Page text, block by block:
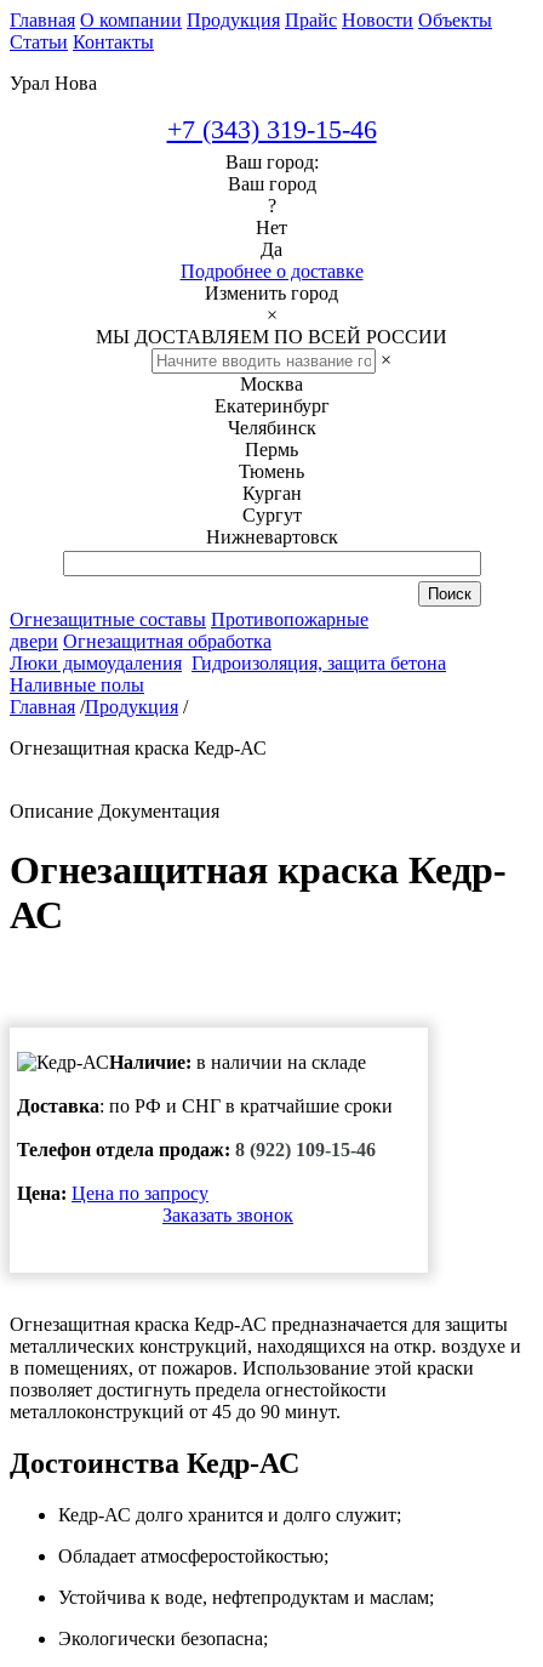
Главная О компании Продукция Прайс Новости Объекты
Статьи Контакты
Урал Нова
+7 (343) 319-15-46
Ваш город:
Ваш город
?
Нет
Да
Подробнее о доставке
Изменить город
×
МЫ ДОСТАВЛЯЕМ ПО ВСЕЙ РОССИИ
×
Москва
Екатеринбург
Челябинск
Пермь
Тюмень
Курган
Сургут
Нижневартовск
Огнезащитные составы Противопожарные
двери Огнезащитная обработка
Люки дымоудаления Гидроизоляция, защита бетона
Наливные полы
Главная /Продукция /
Огнезащитная краска Кедр-АС
Описание Документация
Огнезащитная краска Кедр-
АС
Наличие: в наличии на складе
Доставка: по РФ и СНГ в кратчайшие сроки
Телефон отдела продаж: 8 (922) 109-15-46
Цена: Цена по запросу
Заказать звонок
Огнезащитная краска Кедр-АС предназначается для защиты
металлических конструкций, находящихся на откр. воздухе и
в помещениях, от пожаров. Использование этой краски
позволяет достигнуть предела огнестойкости
металлоконструкций от 45 до 90 минут.
Достоинства Кедр-АС
Кедр-АС долго хранится и долго служит;
Обладает атмосферостойкостью;
Устойчива к воде, нефтепродуктам и маслам;
Экологически безопасна;